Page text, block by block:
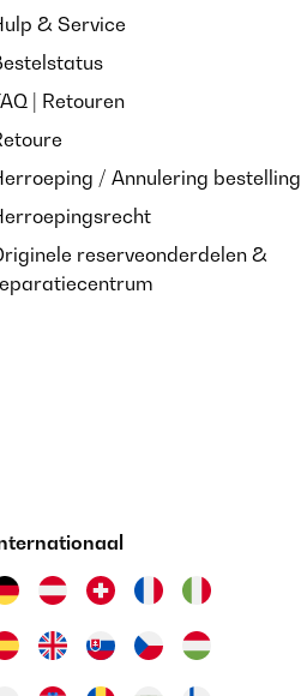
& Service
| Retouren
/ Annulering bestelling
reserveonderdelen &